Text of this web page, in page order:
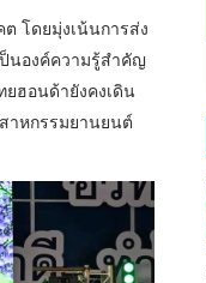
โดยมุ่งเน้นการส่ง
นองค์ความรู้สำคัญ
ฮอนด้ายังคงเดิน
าหกรรมยานยนต์